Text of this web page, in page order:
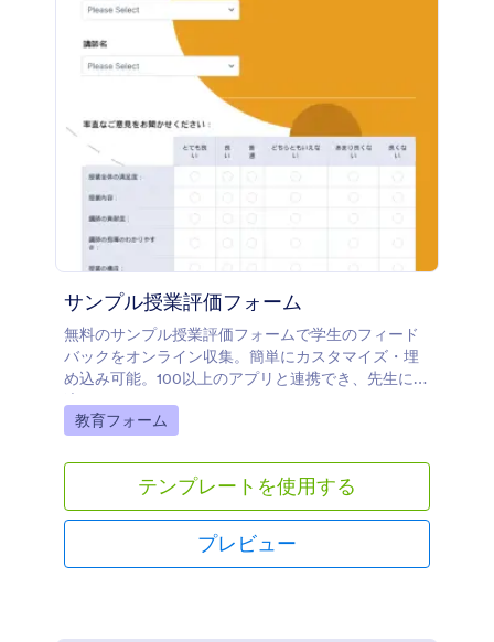
サンプル授業評価フォーム
無料のサンプル授業評価フォームで学生のフィード
バックをオンライン収集。簡単にカスタマイズ・埋
め込み可能。100以上のアプリと連携でき、先生に最
適です。
Go to Category:
教育フォーム
テンプレートを使用する
プレビュー